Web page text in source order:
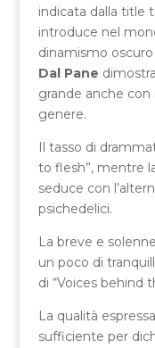
indicata dalla title
introduce nel
dinamismo oscuro
Dal Pane
grande anche
genere.
Il tasso di
to flesh”, mentre
seduce con
psichedelici.
La breve e
un poco di
di “Voices behind
La qualità
sufficiente per